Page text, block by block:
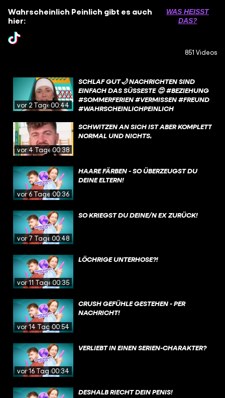
Wahrscheinlich Peinlich gibt es auch
hier:
WAS HEISST D
AS?
851 Videos
vor 2 Tagen00:44
SCHLAF GUT🌙 NACHRICHTEN SIND
EINFACH DAS SÜSSESTE 😍 #BEZIEHUNG #
SOMMERFERIEN #VERMISSEN #FREUND #
WAHRSCHEINLICHPEINLICH
vor 4 Tagen00:38
SCHWITZEN AN SICH IST ABER KOMPLETT
NORMAL UND NICHTS,
vor 6 Tagen00:36
HAARE FÄRBEN - SO ÜBERZEUGST DU
DEINE ELTERN!
vor 7 Tagen00:48
SO KRIEGST DU DEINE/N EX ZURÜCK!
vor 11 Tagen00:35
LÖCHRIGE UNTERHOSE?!
vor 14 Tagen00:54
CRUSH GEFÜHLE GESTEHEN - PER
NACHRICHT!
vor 16 Tagen00:34
VERLIEBT IN EINEN SERIEN-CHARAKTER?
DESHALB RIECHT DEIN PENIS!